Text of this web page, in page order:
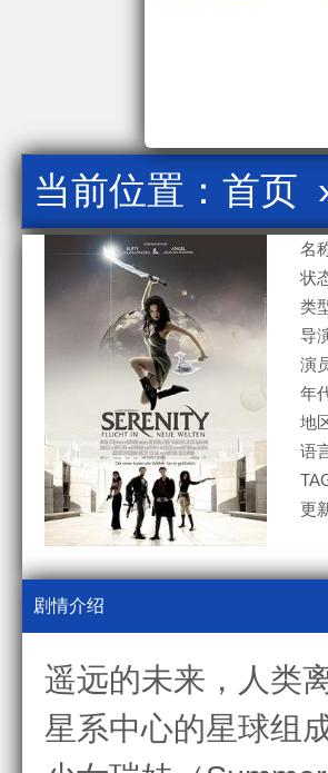
当前位置： 首页
名
状
类
导
演
年
地
语
更
剧情介绍
遥远的未来，人类
星系中心的星球组